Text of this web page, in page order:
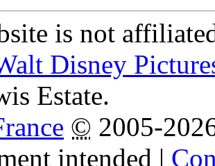
is not
Disney
Estate.
© 2005-
intended |